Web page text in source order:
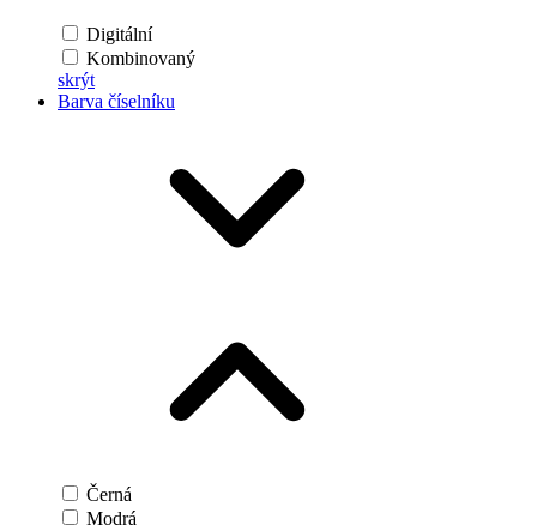
Digitální
Kombinovaný
skrýt
Barva číselníku
Černá
Modrá